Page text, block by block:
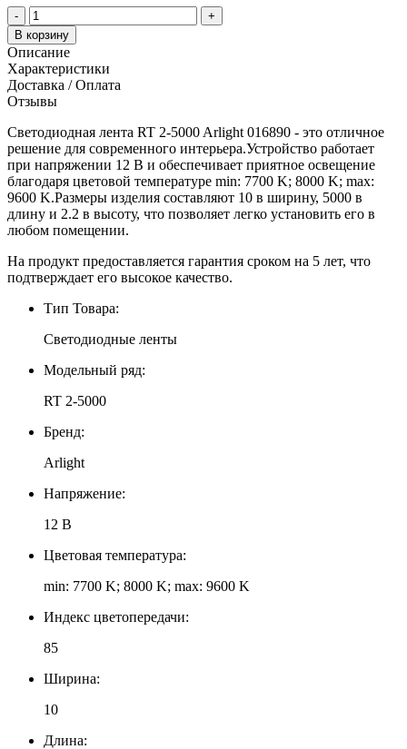
-
+
В корзину
Описание
Характеристики
Доставка / Оплата
Отзывы
Светодиодная лента RT 2-5000 Arlight 016890 - это отличное
решение для современного интерьера.Устройство работает
при напряжении 12 В и обеспечивает приятное освещение
благодаря цветовой температуре min: 7700 K; 8000 K; max:
9600 K.Размеры изделия составляют 10 в ширину, 5000 в
длину и 2.2 в высоту, что позволяет легко установить его в
любом помещении.
На продукт предоставляется гарантия сроком на 5 лет, что
подтверждает его высокое качество.
Тип Товара:
Светодиодные ленты
Модельный ряд:
RT 2-5000
Бренд:
Arlight
Напряжение:
12 В
Цветовая температура:
min: 7700 K; 8000 K; max: 9600 K
Индекс цветопередачи:
85
Ширина:
10
Длина: